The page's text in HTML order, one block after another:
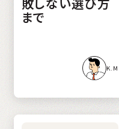
まで
K.M